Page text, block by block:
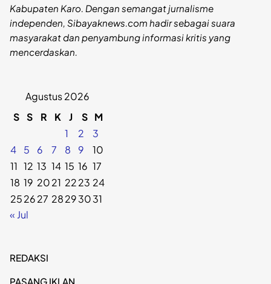
Kabupaten Karo. Dengan semangat jurnalisme
independen, Sibayaknews.com hadir sebagai suara
masyarakat dan penyambung informasi kritis yang
mencerdaskan.
Agustus 2026
S S R K J S M
1
2
3
4
5 6 7 8 9
10
11 12 13 14 15 16 17
18 19 2021 2223 24
252627 28293031
« Jul
REDAKSI
PASANG IKLAN